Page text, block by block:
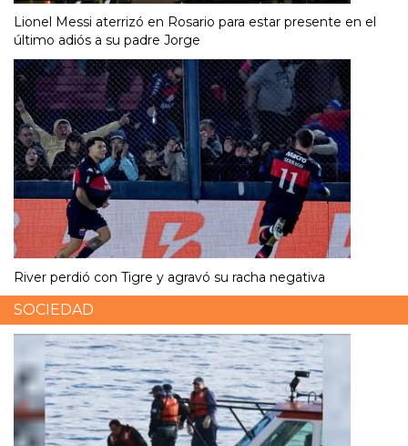
Lionel Messi aterrizó en Rosario para estar presente en el
último adiós a su padre Jorge
River perdió con Tigre y agravó su racha negativa
SOCIEDAD